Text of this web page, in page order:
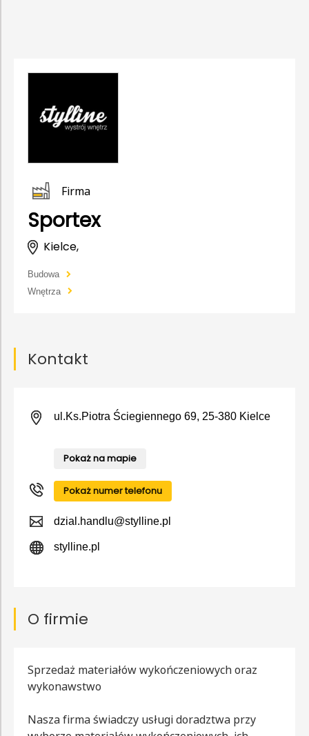
Firma
Sportex
Kielce,
Budowa
Wnętrza
Kontakt
ul.Ks.Piotra Ściegiennego 69, 25-380 Kielce
Pokaż na mapie
Pokaż numer telefonu
dzial.handlu@stylline.pl
stylline.pl
O firmie
Sprzedaż materiałów wykończeniowych oraz
wykonawstwo
Nasza firma świadczy usługi doradztwa przy